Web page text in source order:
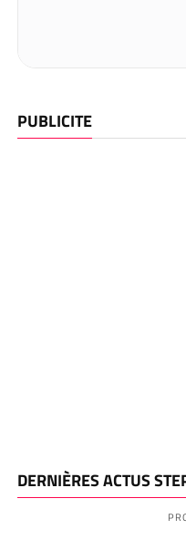
PUBLICITE
DERNIÈRES ACTUS